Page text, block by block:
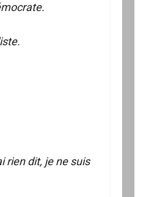
rien dit, je ne suis